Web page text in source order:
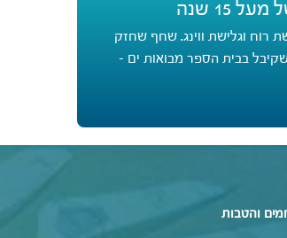
15 שנה
רוח וגלישת ווינג. שחף שחזק
שקיבל בבית הספר מבואות ים -
והטבות